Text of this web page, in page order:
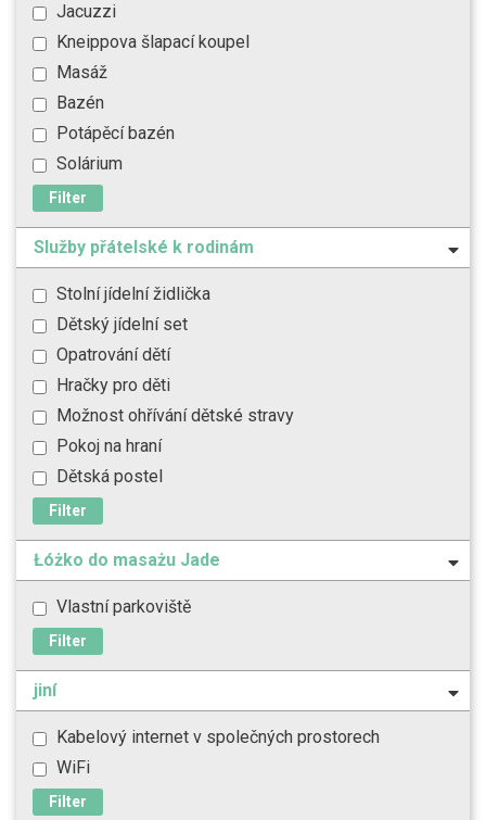
Jacuzzi
Kneippova šlapací koupel
Masáž
Bazén
Potápěcí bazén
Solárium
Filter
Služby přátelské k rodinám
Stolní jídelní židlička
Dětský jídelní set
Opatrování dětí
Hračky pro děti
Možnost ohřívání dětské stravy
Pokoj na hraní
Dětská postel
Filter
Łóżko do masażu Jade
Vlastní parkoviště
Filter
jiní
Kabelový internet v společných prostorech
WiFi
Filter